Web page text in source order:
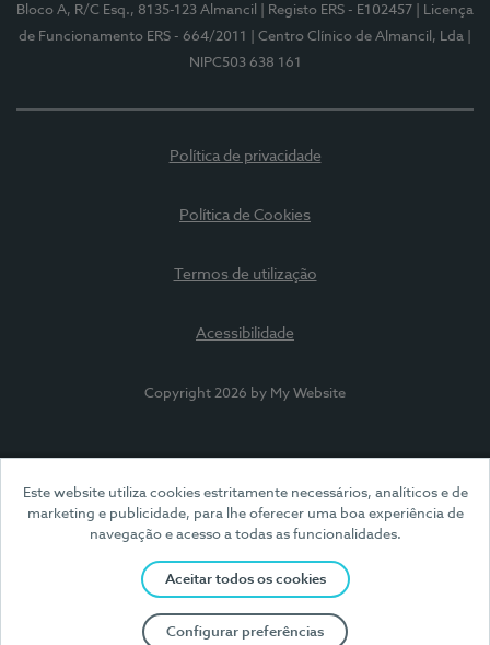
Este website utiliza cookies estritamente necessários, analíticos e de
marketing e publicidade, para lhe oferecer uma boa experiência de
navegação e acesso a todas as funcionalidades.
Aceitar todos os cookies
Configurar preferências
Bloco A, R/C Esq., 8135-123 Almancil
| Registo ERS - E102457
| Licença
de Funcionamento ERS - 664/2011
| Centro Clínico de Almancil, Lda
NIPC503 638 161
Política de privacidade
Política de Cookies
Termos de utilização
Acessibilidade
Copyright 2026 by My Website